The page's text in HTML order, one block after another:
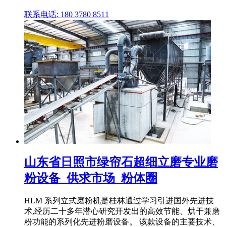
联系电话: 180 3780 8511
山东省日照市绿帘石超细立磨专业磨
粉设备_供求市场_粉体圈
HLM 系列立式磨粉机是桂林通过学习引进国外先进技
术,经历二十多年潜心研究开发出的高效节能、烘干兼磨
粉功能的系列化先进粉磨设备。 该款设备的主要技术、